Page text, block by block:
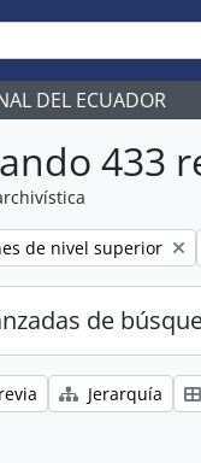
DEL ECUADOR
433
de nivel superior
de
Jerarquía